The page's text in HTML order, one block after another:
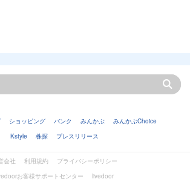
ショッピング バンク みんかぶ
みんかぶChoice
Kstyle
株探 プレスリリース
会社 利用規約
プライバシーポリシー
お客様サポートセンター
livedoor